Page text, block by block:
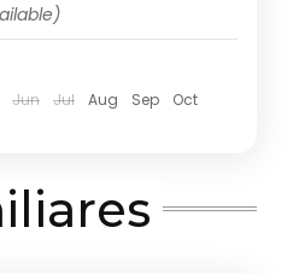
Jun Jul Aug Sep
Oct